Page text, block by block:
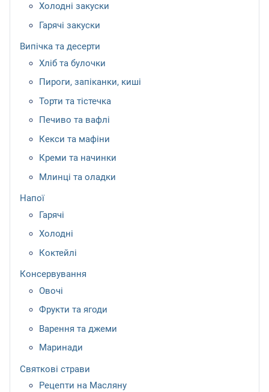
Холодні закуски
Гарячі закуски
Випічка та десерти
Хліб та булочки
Пироги, запіканки, киші
Торти та тістечка
Печиво та вафлі
Кекси та мафіни
Креми та начинки
Млинці та оладки
Напої
Гарячі
Холодні
Коктейлі
Консервування
Овочі
Фрукти та ягоди
Варення та джеми
Маринади
Святкові страви
Рецепти на Масляну